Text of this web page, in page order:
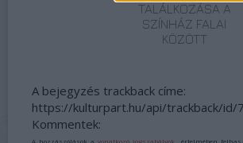
TALÁLKOZÁSA A
SZÍNHÁZ FALAI
KÖZÖTT
A bejegyzés trackback címe:
https://kulturpart.hu/api/trackback/id/
Kommentek:
A hozzászólások avonatkozó jogszabályok értelmében